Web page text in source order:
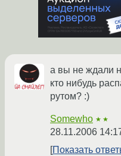
а вы не ждали
кто нибудь
рутом? :)
Somewho ★★
28.11.2006
Показать